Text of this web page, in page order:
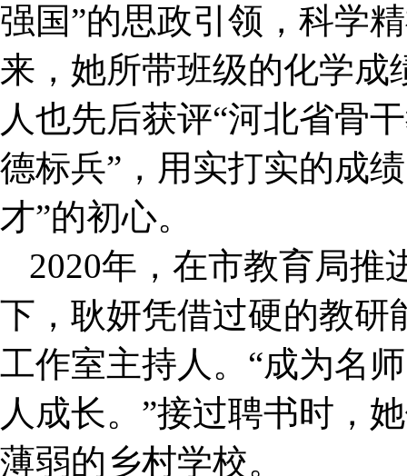
强国”的思政引领，科学
来，她所带班级的化学成
人也先后获评“河北省骨
德标兵”，用实打实的成
才”的初心。
2020年，在市教育局推
下，耿妍凭借过硬的教研
工作室主持人。“成为名
人成长。”接过聘书时，
薄弱的乡村学校。